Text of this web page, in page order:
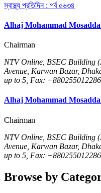
স্বাস্থ্য প্রতিদিন : পর্ব ৫৬৩৪
Alhaj Mohammad
Chairman
NTV Online, BSEC Building
Avenue, Karwan Bazar,
up to 5, Fax:
Alhaj Mohammad
Chairman
NTV Online, BSEC Building
Avenue, Karwan Bazar,
up to 5, Fax:
Browse by